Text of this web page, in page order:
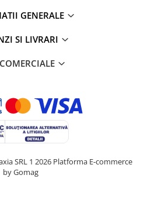
GENERALE
SI LIVRARI
SRL 1 2026 Platforma E-commerce
by Gomag